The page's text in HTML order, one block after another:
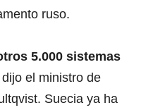
ruso.
5.000 sistemas
dijo el ministro de
Suecia ya ha